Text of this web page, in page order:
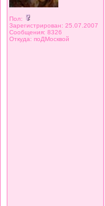
Пол:
Зарегистрирован: 25.07.2007
Сообщения: 8326
Откуда: поДМосквой